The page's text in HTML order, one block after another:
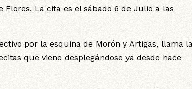
La cita es el sábado 6 de Julio a las
por la esquina de Morón y Artigas, llama
que viene desplegándose ya desde hace